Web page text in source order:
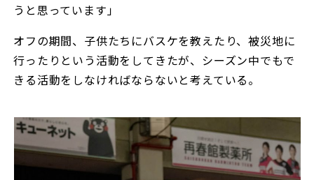
うと思っています」
オフの期間、子供たちにバスケを教えたり、被災地に
行ったりという活動をしてきたが、シーズン中でもで
きる活動をしなければならないと考えている。